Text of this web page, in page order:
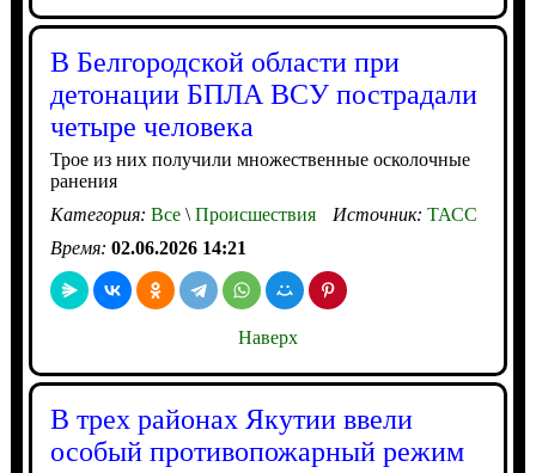
В Белгородской области при
детонации БПЛА ВСУ пострадали
четыре человека
Трое из них получили множественные осколочные
ранения
Категория: Все\Происшествия Источник: ТАСС
Время: 02.06.2026 14:21
Наверх
В трех районах Якутии ввели
особый противопожарный режим